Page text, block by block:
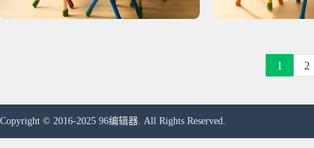
1 2
Copyright © 2016-2025 96编辑器. All Rights Reserved.